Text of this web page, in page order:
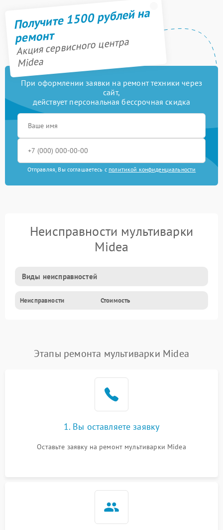
Получите 1500 рублей на
ремонт
Акция сервисного центра
Midea
При оформлении заявки на ремонт техники через
сайт,
действует персональная бессрочная скидка
Отправляя, Вы соглашаетесь с политикой конфиденциальности
Неисправности мультиварки
Midea
Виды неисправностей
Неисправности Стоимость
Этапы ремонта мультиварки Midea
1. Вы оставляете заявку
Оставьте заявку на ремонт мультиварки Midea